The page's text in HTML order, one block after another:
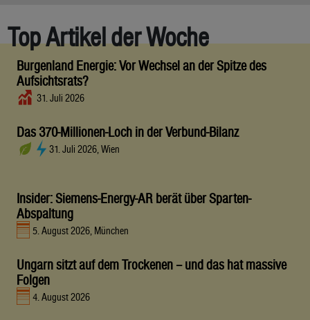
Top Artikel der Woche
Burgenland Energie: Vor Wechsel an der Spitze des
Aufsichtsrats?
31. Juli 2026
Das 370-Millionen-Loch in der Verbund-Bilanz
31. Juli 2026, Wien
Insider: Siemens-Energy-AR berät über Sparten-
Abspaltung
5. August 2026, München
Ungarn sitzt auf dem Trockenen – und das hat massive
Folgen
4. August 2026